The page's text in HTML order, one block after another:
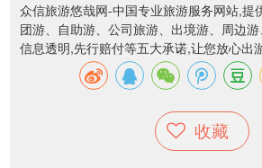
众信旅游悠哉网-中国专业旅游服务网站,提
团游、自助游、公司旅游、出境游、周边
信息透明,先行赔付等五大承诺,让您放心出游
收藏